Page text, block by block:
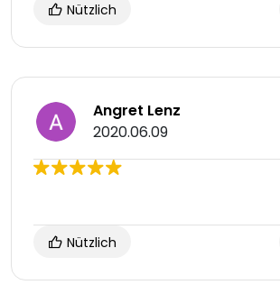
Nützlich
Angret Lenz
2020.06.09
Nützlich